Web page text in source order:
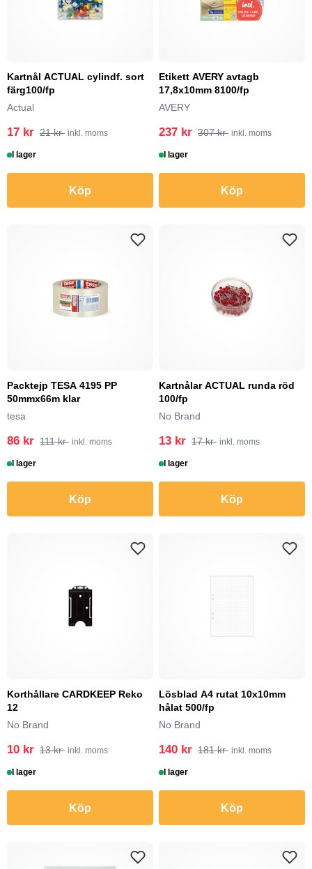
Kartnål ACTUAL cylindf. sort
färg100/fp
Actual
17 kr 21 kr inkl. moms
I lager
Köp
Etikett AVERY avtagb
17,8x10mm 8100/fp
AVERY
237 kr 307 kr inkl. moms
I lager
Köp
Packtejp TESA 4195 PP
50mmx66m klar
tesa
86 kr 111 kr inkl. moms
I lager
Köp
Kartnålar ACTUAL runda röd
100/fp
No Brand
13 kr 17 kr inkl. moms
I lager
Köp
Korthållare CARDKEEP Reko
12
No Brand
10 kr 13 kr inkl. moms
I lager
Köp
Lösblad A4 rutat 10x10mm
hålat 500/fp
No Brand
140 kr 181 kr inkl. moms
I lager
Köp